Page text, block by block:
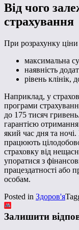
Від чого
страхування
При розрахунку ціни
максимальна
наявність
рівень клінік,
Наприклад, у
програми
до 175 тисяч
гарантією
який час дня та
працюють
страховку від
упоратися з
працездатності або
особам.
Posted in Здоров'я
Залишити